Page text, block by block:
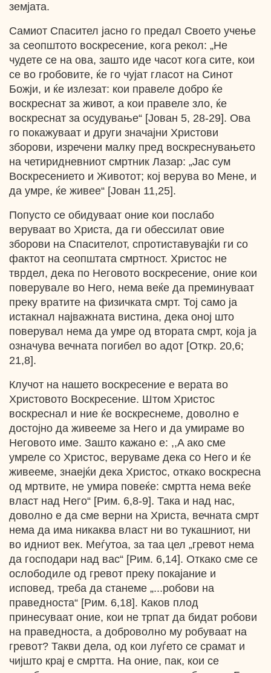
земјата.
Самиот Спасител јасно го предал Своето учење
за сеопштото воскресение, кога рекол: „Не
чудете се на ова, зашто иде часот кога сите, кои
се во гробовите, ќе го чујат гласот на Синот
Божји, и ќе излезат: кои правеле добро ќе
воскреснат за живот, а кои правеле зло, ќе
воскреснат за осудување“ [Јован 5, 28-29]. Ова
го покажуваат и други значајни Христови
зборови, изречени малку пред воскреснувањето
на четиридневниот смртник Лазар: „Јас сум
Воскресението и Животот; кој верува во Мене, и
да умре, ќе живее“ [Јован 11,25].
Попусто се обидуваат оние кои послабо
веруваат во Христа, да ги обессилат овие
зборови на Спасителот, спротиставувајќи ги со
фактот на сеопштата смртност. Христос не
тврдел, дека по Неговото воскресение, оние кои
поверувале во Него, нема веќе да преминуваат
преку вратите на физичката смрт. Тој само ја
истакнал најважната вистина, дека оној што
поверувал нема да умре од втората смрт, која ја
означува вечната погибел во адот [Откр. 20,6;
21,8].
Клучот на нашето воскресение е верата во
Христовото Воскресение. Штом Христос
воскреснал и ние ќе воскреснеме, доволно е
достојно да живееме за Него и да умираме во
Неговото име. Зашто кажано e: ,,A ако сме
умреле со Христос, веруваме дека со Него и ќе
живееме, знаејќи дека Христос, откако воскресна
од мртвите, не умира повеќе: смртта нема веќе
власт над Него“ [Рим. 6,8-9]. Така и над нас,
доволно е да сме верни на Христа, вечната смрт
нема да има никаква власт ни во тукашниот, ни
во идниот век. Меѓутоа, за таа цел „гревот нема
да господари над вас“ [Рим. 6,14]. Откако сме се
ослободиле од гревот преку покајание и
исповед, треба да станеме „...робови на
праведноста“ [Рим. 6,18]. Каков плод
принесуваат оние, кои не трпат да бидат робови
на праведноста, а доброволно му робуваат на
гревот? Такви дела, од кои луѓето се срамат и
чијшто крај е смртта. На оние, пак, кои се